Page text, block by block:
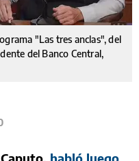
"Las tres anclas", del
del Banco Central,